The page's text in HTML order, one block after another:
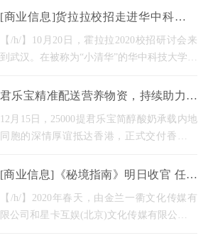
地化适应”通过测试；连续赢得两个区块链项
[商业信息]货拉拉校招走进华中科技大
学 CTO畅谈智慧物流吸引人才加盟
【/h/】10月20日，霍拉拉2020校招研讨会来
到武汉。在被称为“小清华”的华中科技大学，
了浓厚的兴趣。货运拉布拉多人力资源副总
君乐宝精准配送营养物资，持续助力香
港受灾家园重建
12月15日，25000提君乐宝简醇酸奶承载内地
同胞的深情厚谊抵达香港，正式交付香港工
埔宏福苑火灾受灾居民。继此前捐赠1000万
[商业信息]《秘境指南》明日收官 任贤
齐回到盛夏的澎湖湾画下旅行的句号
【/h/】2020年春天，由金兰一衢文化传媒有
限公司和星卡互娱(北京)文化传媒有限公司联